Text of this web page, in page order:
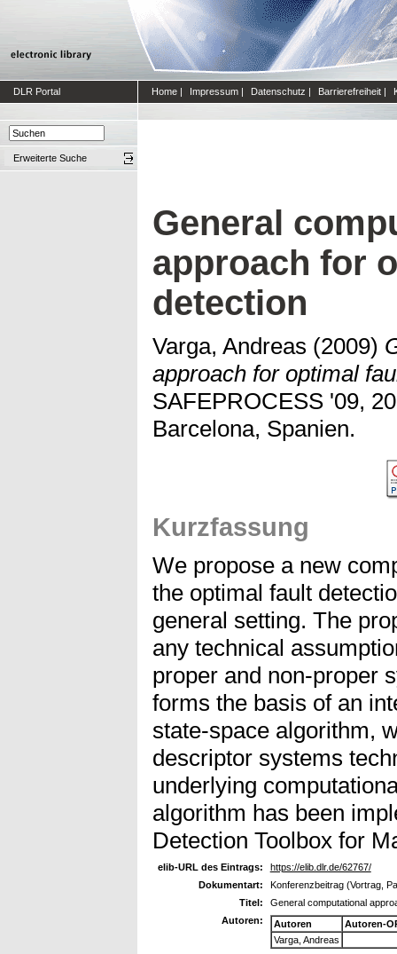
DLR Portal Home | Impressum | Datenschutz | Barrierefreiheit |
Erweiterte Suche
General
approach for
detection
Varga, Andreas (2009)
approach for optimal
SAFEPROCESS '09,
Barcelona, Spanien.
Kurzfassung
We propose a new
the optimal fault
general setting. The
any technical
proper and non-proper
forms the basis of an
state-space algorithm,
descriptor systems
underlying
algorithm has been
Detection Toolbox for
elib-URL des Eintrags:
https://elib.dlr.de/62767/
Dokumentart:
Konferenzbeitrag (Vortrag,
Titel:
General computational
Autoren:
Autoren
Autoren-
Varga, Andreas